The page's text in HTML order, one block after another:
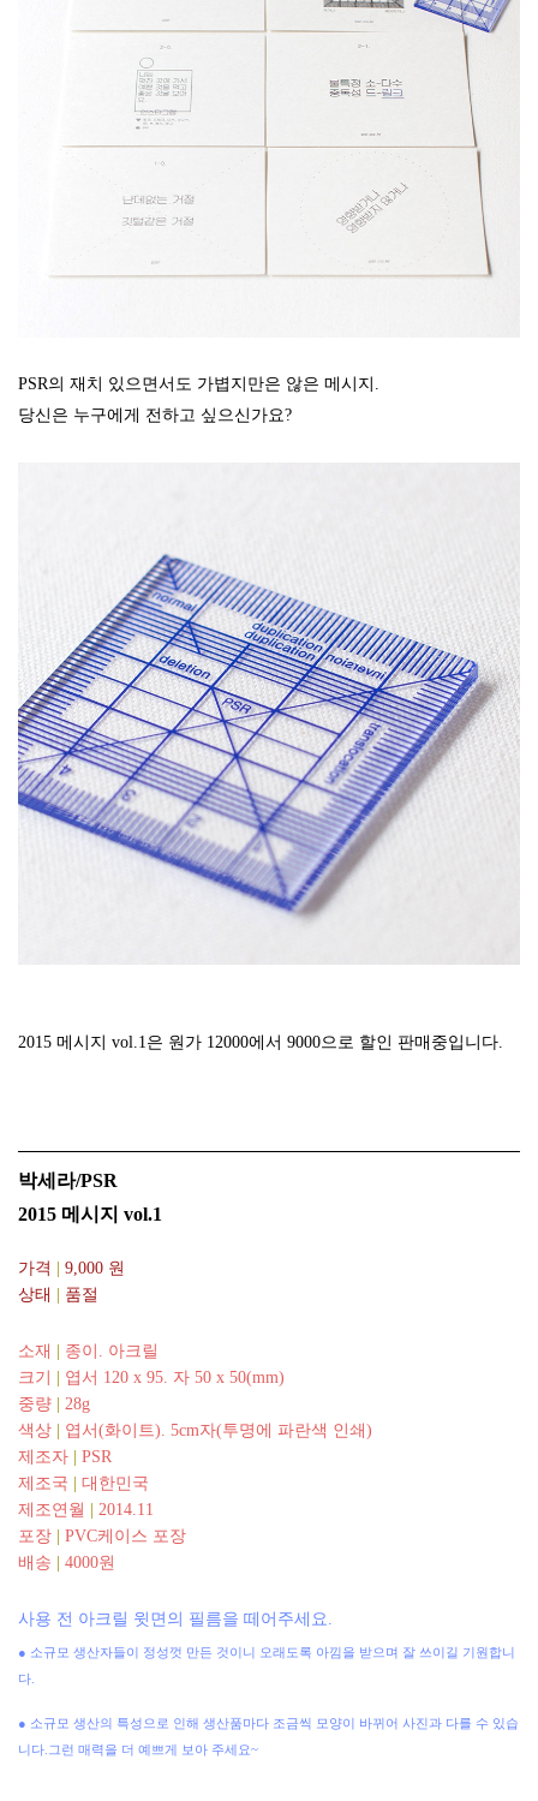
PSR의 재치 있으면서도 가볍지만은 않은 메시지.
당신은 누구에게 전하고 싶으신가요?
2015 메시지 vol.1은 원가 12000에서 9000으로 할인 판매중입니다.
박세라/PSR
2015 메시지 vol.1
가격 9,000 원
상태
품절
소재
종이. 아크릴
크기
엽서 120 x 95. 자 50 x 50(mm)
중량
28g
색상
엽서(화이트). 5cm자(투명에 파란색 인쇄)
제조자
PSR
제조국
대한민국
제조연월
2014.11
포장
PVC케이스 포장
배송
4000원
사용 전 아크릴 윗면의 필름을 떼어주세요.
● 소규모 생산자들이 정성껏 만든 것이니 오래도록 아낌을 받으며 잘 쓰이길 기원합니
다.
● 소규모 생산의 특성으로 인해 생산품마다 조금씩 모양이 바뀌어 사진과 다를 수 있습
니다.그런 매력을 더 예쁘게 보아 주세요~